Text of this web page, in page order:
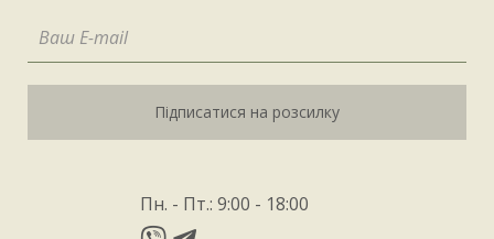
Підписатися на розсилку
Пн. - Пт.: 9:00 - 18:00